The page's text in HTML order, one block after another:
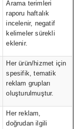
Arama terimleri
raporu haftalık
incelenir, negatif
kelimeler sürekli
eklenir.
Her ürün/hizmet için
spesifik, tematik
reklam grupları
oluşturulmuştur.
Her reklam,
doğrudan ilgili